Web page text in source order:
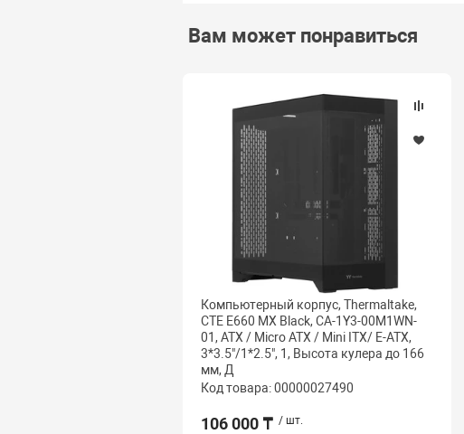
Вам может понравиться
Компьютерный корпус, Thermaltake,
CTE E660 MX Black, CA-1Y3-00M1WN-
01, ATX / Micro ATX / Mini ITX/ E-ATX,
3*3.5"/1*2.5", 1, Высота кулера до 166
мм, Д
Код товара: 00000027490
106 000 ₸ / шт.